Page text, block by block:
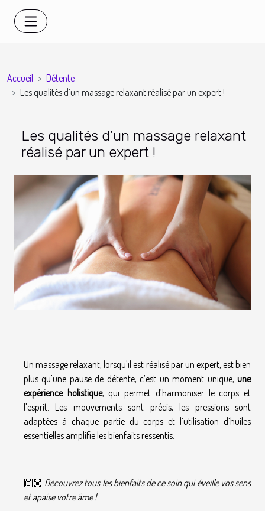
Accueil
Détente
Les qualités d’un massage relaxant réalisé par un expert !
Les qualités d’un massage relaxant
réalisé par un expert !
Un massage relaxant, lorsqu'il est réalisé par un expert, est bien
plus qu'une pause de détente, c’est un moment unique, une
expérience holistique, qui permet d’harmoniser le corps et
l'esprit. Les mouvements sont précis, les pressions sont
adaptées à chaque partie du corps et l’utilisation d’huiles
essentielles amplifie les bienfaits ressentis.
🙌🏼 Découvrez tous les bienfaits de ce soin qui éveille vos sens
et apaise votre âme !